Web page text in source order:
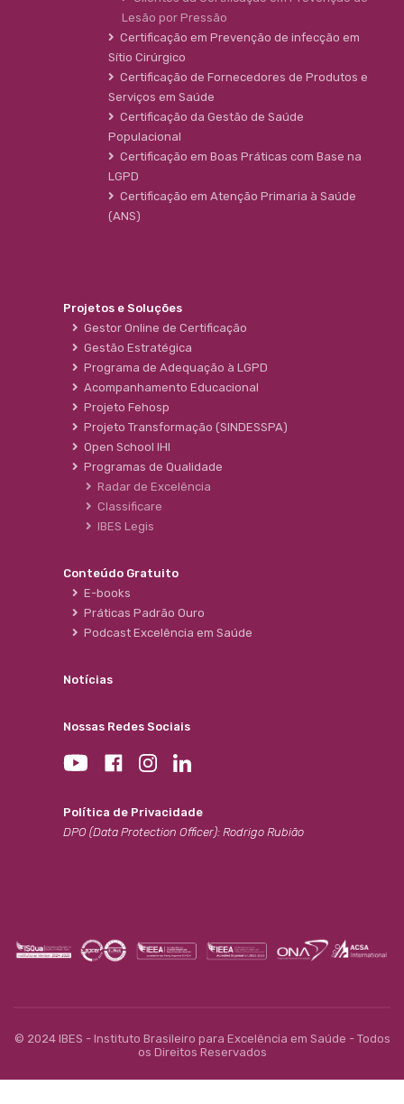
Lesão por Pressão
Certificação em Prevenção de infecção em
Sítio Cirúrgico
Certificação de Fornecedores de Produtos e
Serviços em Saúde
Certificação da Gestão de Saúde
Populacional
Certificação em Boas Práticas com Base na
LGPD
Certificação em Atenção Primaria à Saúde
(ANS)
Projetos e Soluções
Gestor Online de Certificação
Gestão Estratégica
Programa de Adequação à LGPD
Acompanhamento Educacional
Projeto Fehosp
Projeto Transformação (SINDESSPA)
Open School IHI
Programas de Qualidade
Radar de Excelência
Classificare
IBES Legis
Conteúdo Gratuito
E-books
Práticas Padrão Ouro
Podcast Excelência em Saúde
Notícias
Nossas Redes Sociais
Política de Privacidade
DPO (Data Protection Officer): Rodrigo Rubião
© 2024 IBES - Instituto Brasileiro para Excelência em Saúde - Todos
os Direitos Reservados